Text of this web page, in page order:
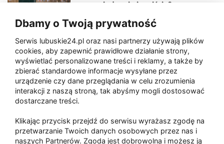
sceny, jedzenia i wejścia?
Zaatakował seniora na "kwadracie"
Akcja po pożarze w Gorzowie.
Ruszyła rozbiórka ściany spalonej
Dbamy o Twoją prywatność
Serwis lubuskie24.pl oraz nasi partnerzy używają plików
cookies, aby zapewnić prawidłowe działanie strony,
wyświetlać personalizowane treści i reklamy, a także by
zbierać standardowe informacje wysyłane przez
urządzenie czy dane przeglądania w celu zrozumienia
interakcji z naszą stroną, tak abyśmy mogli dostosować
dostarczane treści.
Klikając przycisk przejdź do serwisu wyrażasz zgodę na
przetwarzanie Twoich danych osobowych przez nas i
naszych Partnerów. Zgoda jest dobrowolna i możesz ją